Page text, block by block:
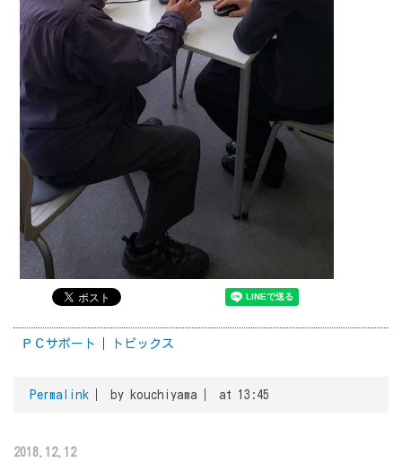
ＰＣサポート トピックス
Permalink by kouchiyama at 13:45
2018.12.12